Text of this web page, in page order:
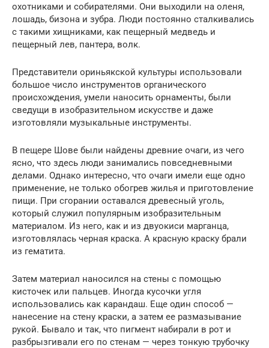
охотниками и собирателями. Они выходили на оленя,
лошадь, бизона и зубра. Люди постоянно сталкивались
с такими хищниками, как пещерный медведь и
пещерный лев, пантера, волк.
Представители ориньякской культуры использовали
большое число инструментов органического
происхождения, умели наносить орнаменты, были
сведущи в изобразительном искусстве и даже
изготовляли музыкальные инструменты.
В пещере Шове были найдены древние очаги, из чего
ясно, что здесь люди занимались повседневными
делами. Однако интересно, что очаги имели еще одно
применение, не только обогрев жилья и приготовление
пищи. При сгорании оставался древесный уголь,
который служил популярным изобразительным
материалом. Из него, как и из двуокиси марганца,
изготовлялась черная краска. А красную краску брали
из гематита.
Затем материал наносился на стены с помощью
кисточек или пальцев. Иногда кусочки угля
использовались как карандаш. Еще один способ —
нанесение на стену краски, а затем ее размазывание
рукой. Бывало и так, что пигмент набирали в рот и
разбрызгивали его по стенам — через тонкую трубочку